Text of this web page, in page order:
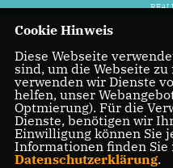
Cookie Hinweis
Diese Webseite
sind, um die Webseite
verwenden wir Dienste
helfen, unser
Optmierung). Für die
Dienste, benötigen wir
Einwilligung können Sie
Informationen finden Sie
Datenschutzerklärung.